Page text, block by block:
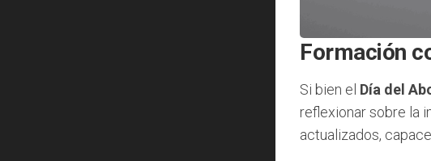
Formación
Si bien el Día del
reflexionar sobre la
actualizados,